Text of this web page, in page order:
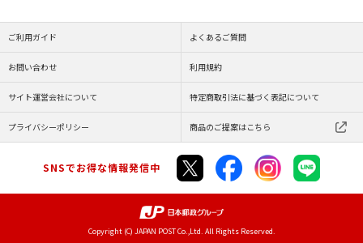
ご利用ガイド よくあるご質問
お問い合わせ 利用規約
サイト運営会社について 特定商取引法に基づく表記について
プライバシーポリシー 商品のご提案はこちら
SNSでお得な情報発信中
Copyright (C) JAPAN POST Co.,Ltd. All Rights Reserved.